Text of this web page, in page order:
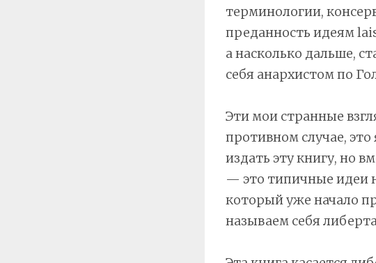
терминологии,
преданность идеям
а насколько дальше,
себя анархистом по
Эти мои странные
противном случае,
издать эту книгу, но
— это типичные идеи
который уже начало
называем себя